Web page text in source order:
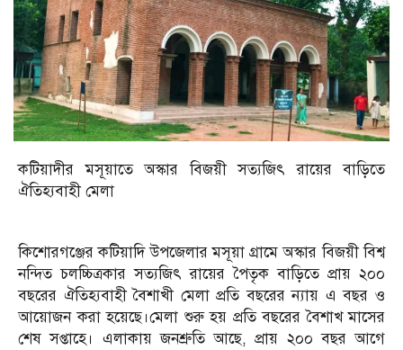
কটিয়াদীর মসূয়াতে অস্কার বিজয়ী সত্যজিৎ রায়ের বাড়িতে
ঐতিহ্যবাহী মেলা
কিশোরগঞ্জের কটিয়াদি উপজেলার মসূয়া গ্রামে অস্কার বিজয়ী বিশ্ব
নন্দিত চলচ্চিত্রকার সত্যজিৎ রায়ের পৈতৃক বাড়িতে প্রায় ২০০
বছরের ঐতিহ্যবাহী বৈশাখী মেলা প্রতি বছরের ন্যায় এ বছর ও
আয়োজন করা হয়েছে।মেলা শুরু হয় প্রতি বছরের বৈশাখ মাসের
শেষ সপ্তাহে। এলাকায় জনশ্রুতি আছে, প্রায় ২০০ বছর আগে